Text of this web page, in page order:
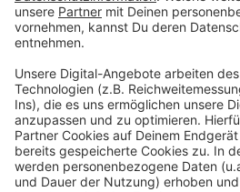
Beim dritten Feuer brannte
Anzeige
Am frühen Mittwochmorgen
wiederholt zum Düesbergweg
Uhr brannte ein Renault im
diesen Wagen hat die